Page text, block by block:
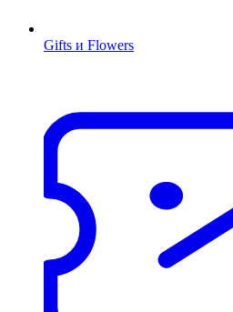
Gifts и Flowers